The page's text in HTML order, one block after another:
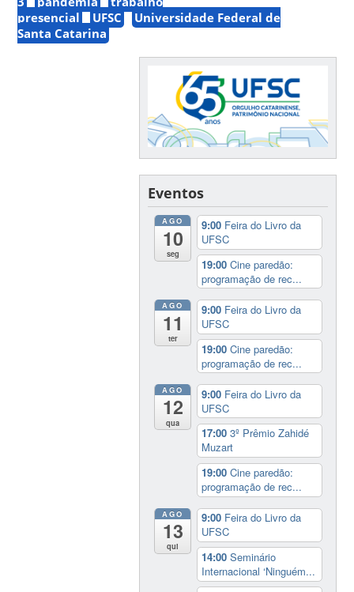
presencial
UFSC
Universidade Federal de
Santa Catarina
Eventos
AGO
10
seg
9:00 Feira do Livro da
UFSC
19:00Cine paredão:
programação de rec...
AGO
11
ter
9:00 Feira do Livro da
UFSC
19:00Cine paredão:
programação de rec...
AGO
12
qua
9:00 Feira do Livro da
UFSC
17:003º Prêmio Zahidé
Muzart
19:00Cine paredão:
programação de rec...
AGO
13
qui
9:00 Feira do Livro da
UFSC
14:00Seminário
Internacional ‘Ninguém...